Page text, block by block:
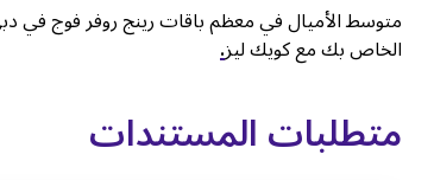
متوسط الأميال في معظم باقات رينج روفر فوج في
الخاص بك مع كويك ليز.
متطلبات المستندات